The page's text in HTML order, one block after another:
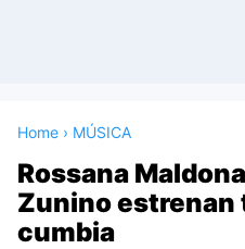
Home › MÚSICA
Rossana
Zunino estrenan
cumbia